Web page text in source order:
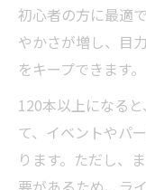
初心者の方に最適
やかさが増し、目
をキープできます。
120本以上になる
て、イベントやパ
ります。ただし、